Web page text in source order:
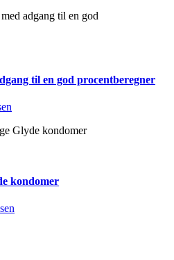
til en god procentberegner
kondomer